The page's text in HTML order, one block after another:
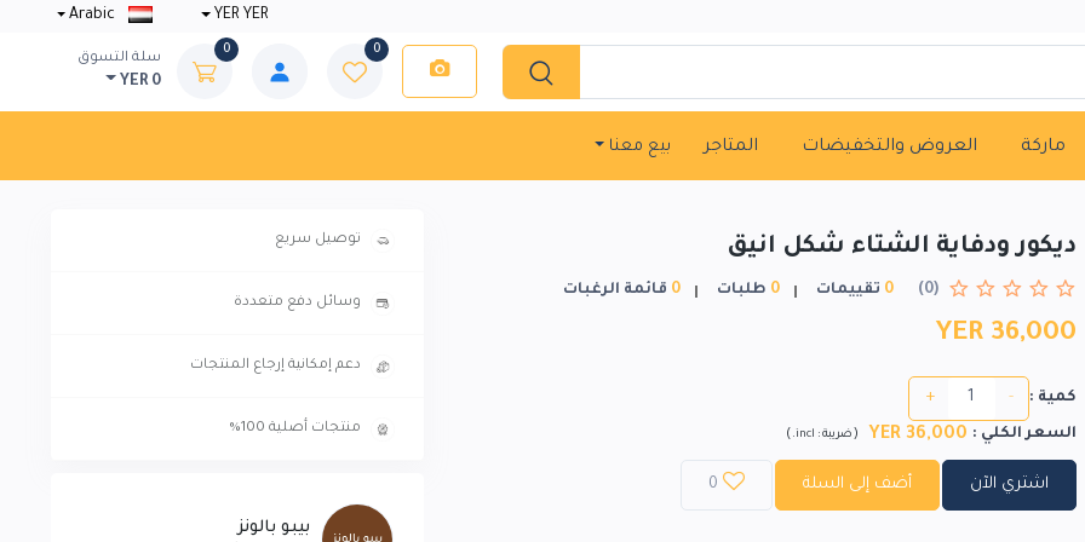
YER YER
0
0
سلة التسوق
YER 0
ماركة العروض والتخفيضات المتاجر بيع معنا
ديكور ودفاية الشتاء شكل انيق
(0)
0 تقييمات 0 طلبات 0 قائمة الرغبات
YER 36,000
كمية : -
+
السعر الكلي :
YER 36,000
(ضريبة : incl.
)
اشتري الآن أضف إلى السلة 0
توصيل سريع
وسائل دفع متعددة
دعم إمكانية إرجاع المنتجات
منتجات أصلية 100%
بيبو بالونز